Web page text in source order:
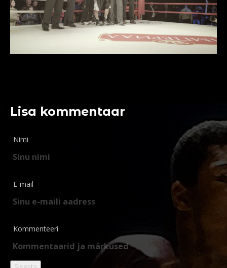
Lisa kommentaar
Nimi
E-mail
Kommenteeri